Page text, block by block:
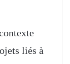
liés à